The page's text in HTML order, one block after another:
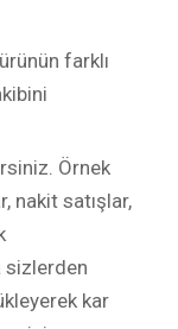
farklı
Örnek
nakit satışlar,
sizlerden
kar